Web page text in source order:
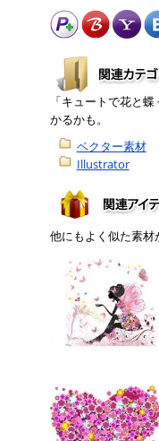
「キュートで花と
かるかも。
ベクター素材
Illustrator
他にもよく似た素材